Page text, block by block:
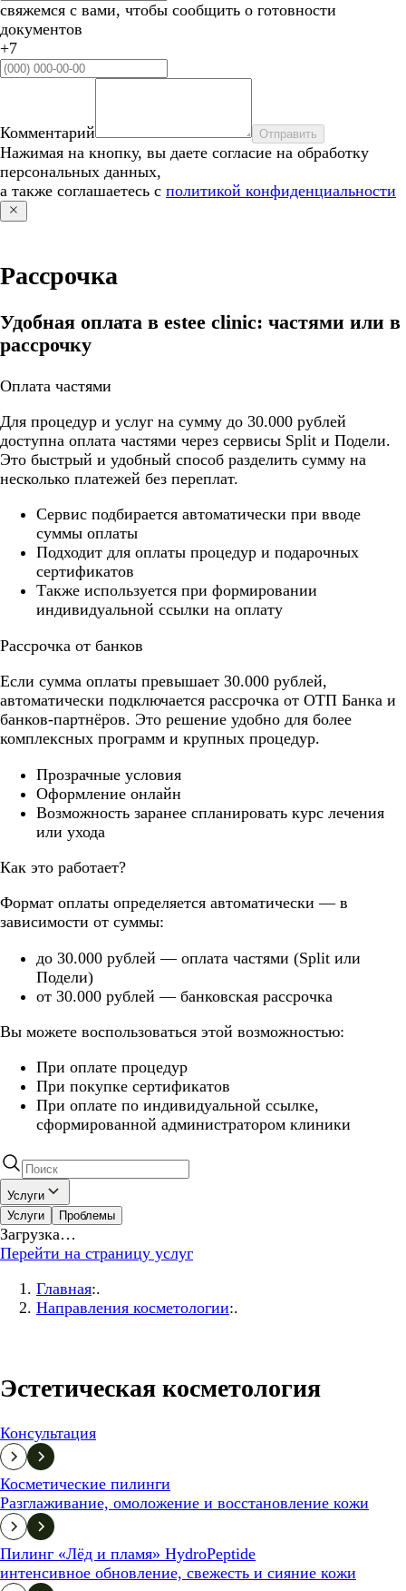
свяжемся с вами, чтобы сообщить о готовности
документов
+7
Комментарий Отправить
Нажимая на кнопку, вы даете согласие на обработку
персональных данных,
а также соглашаетесь с политикой конфиденциальности
Рассрочка
Удобная оплата в estee clinic: частями или в
рассрочку
Оплата частями
Для процедур и услуг на сумму до 30.000 рублей
доступна оплата частями через сервисы Split и Подели.
Это быстрый и удобный способ разделить сумму на
несколько платежей без переплат.
Cервис подбирается автоматически при вводе
суммы оплаты
Подходит для оплаты процедур и подарочных
сертификатов
Также используется при формировании
индивидуальной ссылки на оплату
Рассрочка от банков
Если сумма оплаты превышает 30.000 рублей,
автоматически подключается рассрочка от ОТП Банка и
банков-партнёров. Это решение удобно для более
комплексных программ и крупных процедур.
Прозрачные условия
Оформление онлайн
Возможность заранее спланировать курс лечения
или ухода
Как это работает?
Формат оплаты определяется автоматически — в
зависимости от суммы:
до 30.000 рублей — оплата частями (Split или
Подели)
от 30.000 рублей — банковская рассрочка
Вы можете воспользоваться этой возможностью:
При оплате процедур
При покупке сертификатов
При оплате по индивидуальной ссылке,
сформированной администратором клиники
Услуги
Услуги
Проблемы
Загрузка…
Перейти на страницу услуг
Главная:.
Направления косметологии:.
Эстетическая косметология
Консультация
Косметические пилинги
Разглаживание, омоложение и восстановление кожи
Пилинг «Лёд и пламя» HydroPeptide
интенсивное обновление, свежесть и сияние кожи